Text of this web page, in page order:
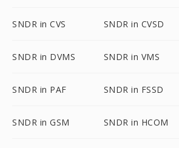
SNDR in CVS SNDR in CVSD
SNDR in DVMS SNDR in VMS
SNDR in PAF SNDR in FSSD
SNDR in GSM SNDR in HCOM